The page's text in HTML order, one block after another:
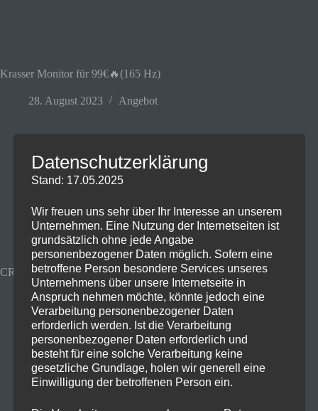
Krasser Monitor für 99€🔥(165 Hz)
28. August 2023 Angebot
Krasser Monitor für 99€🔥(165
CRUA 24 Zoll, FHD Curved Gaming Monitor, 165Hz
Datenschutzerklärung
Stand: 17.05.2025
Wir freuen uns sehr über Ihr Interesse an unserem
Unternehmen. Eine Nutzung der Internetseiten ist
grundsätzlich ohne jede Angabe
personenbezogener Daten möglich. Sofern eine
betroffene Person besondere Services unseres
Unternehmens über unsere Internetseite in
Anspruch nehmen möchte, könnte jedoch eine
Verarbeitung personenbezogener Daten
erforderlich werden. Ist die Verarbeitung
personenbezogener Daten erforderlich und
besteht für eine solche Verarbeitung keine
gesetzliche Grundlage, holen wir generell eine
Einwilligung der betroffenen Person ein.